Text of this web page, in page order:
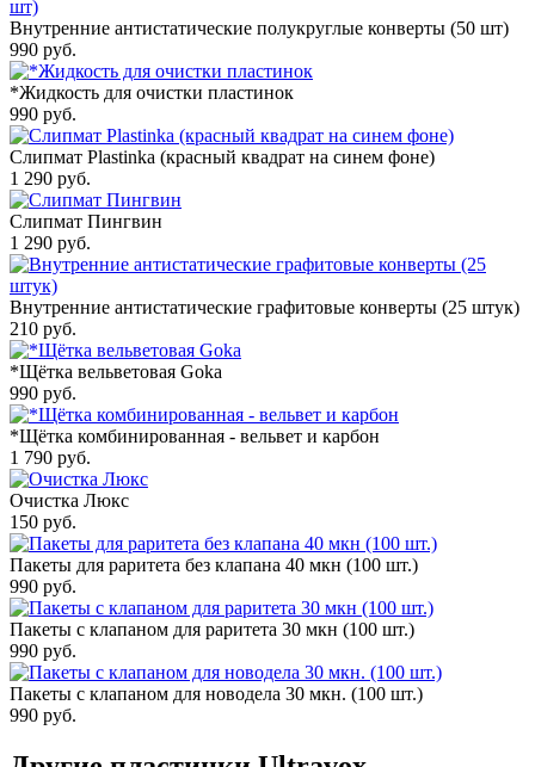
Внутренние антистатические полукруглые конверты (50 шт)
990 руб.
*Жидкость для очистки пластинок
990 руб.
Слипмат Plastinka (красный квадрат на синем фоне)
1 290 руб.
Слипмат Пингвин
1 290 руб.
Внутренние антистатические графитовые конверты (25 штук)
210 руб.
*Щётка вельветовая Goka
990 руб.
*Щётка комбинированная - вельвет и карбон
1 790 руб.
Очистка Люкс
150 руб.
Пакеты для раритета без клапана 40 мкн (100 шт.)
990 руб.
Пакеты с клапаном для раритета 30 мкн (100 шт.)
990 руб.
Пакеты с клапаном для новодела 30 мкн. (100 шт.)
990 руб.